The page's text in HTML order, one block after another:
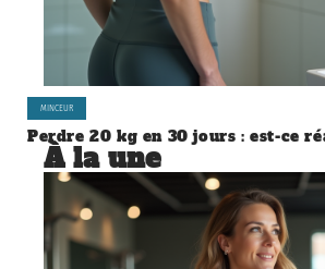
MINCEUR
Perdre 20 kg en 30 jours : est-ce
À la une